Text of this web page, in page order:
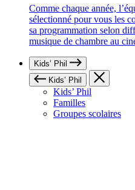
Comme chaque année,
sélectionné pour vous les
sa programmation selon
musique de chambre au
Kids’ Phil
Kids’ Phil
Kids’ Phil
Familles
Groupes scolaires